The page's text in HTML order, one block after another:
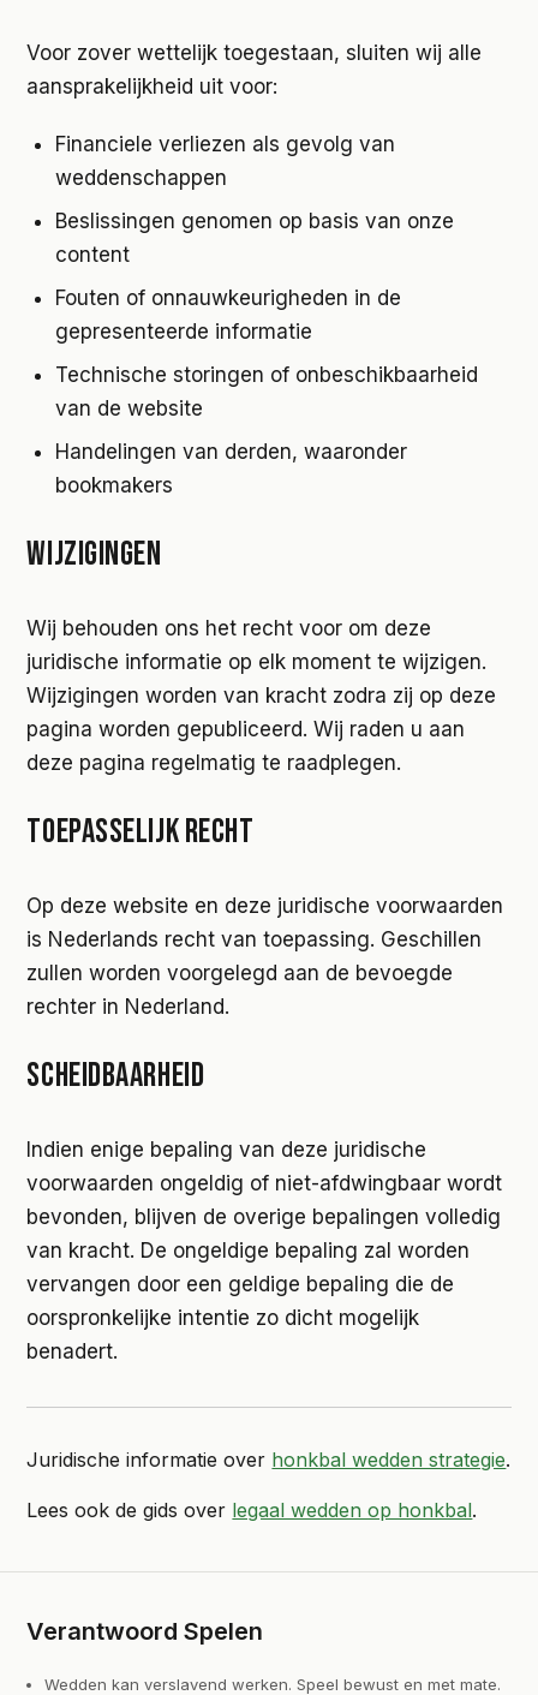
Voor zover wettelijk toegestaan, sluiten wij alle
aansprakelijkheid uit voor:
Financiele verliezen als gevolg van
weddenschappen
Beslissingen genomen op basis van onze
content
Fouten of onnauwkeurigheden in de
gepresenteerde informatie
Technische storingen of onbeschikbaarheid
van de website
Handelingen van derden, waaronder
bookmakers
WIJZIGINGEN
Wij behouden ons het recht voor om deze
juridische informatie op elk moment te wijzigen.
Wijzigingen worden van kracht zodra zij op deze
pagina worden gepubliceerd. Wij raden u aan
deze pagina regelmatig te raadplegen.
TOEPASSELIJK RECHT
Op deze website en deze juridische voorwaarden
is Nederlands recht van toepassing. Geschillen
zullen worden voorgelegd aan de bevoegde
rechter in Nederland.
SCHEIDBAARHEID
Indien enige bepaling van deze juridische
voorwaarden ongeldig of niet-afdwingbaar wordt
bevonden, blijven de overige bepalingen volledig
van kracht. De ongeldige bepaling zal worden
vervangen door een geldige bepaling die de
oorspronkelijke intentie zo dicht mogelijk
benadert.
Juridische informatie over honkbal wedden strategie.
Lees ook de gids over legaal wedden op honkbal.
Verantwoord Spelen
Wedden kan verslavend werken. Speel bewust en met mate.